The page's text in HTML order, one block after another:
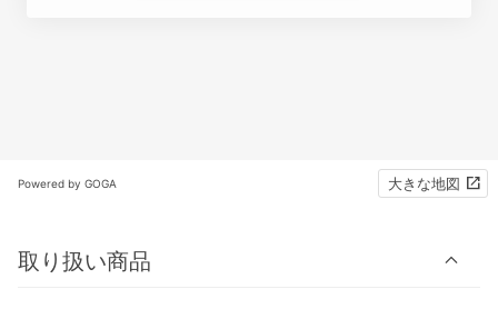
Powered by GOGA 大きな地図
取り扱い商品